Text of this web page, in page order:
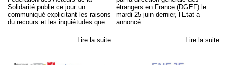
Solidarité publie ce jour un
communiqué explicitant les raisons
du recours et les inquiétudes que...
Lire la suite
étrangers en France (DGEF) le
mardi 25 juin dernier, l’Etat a
annoncé...
Lire la suite